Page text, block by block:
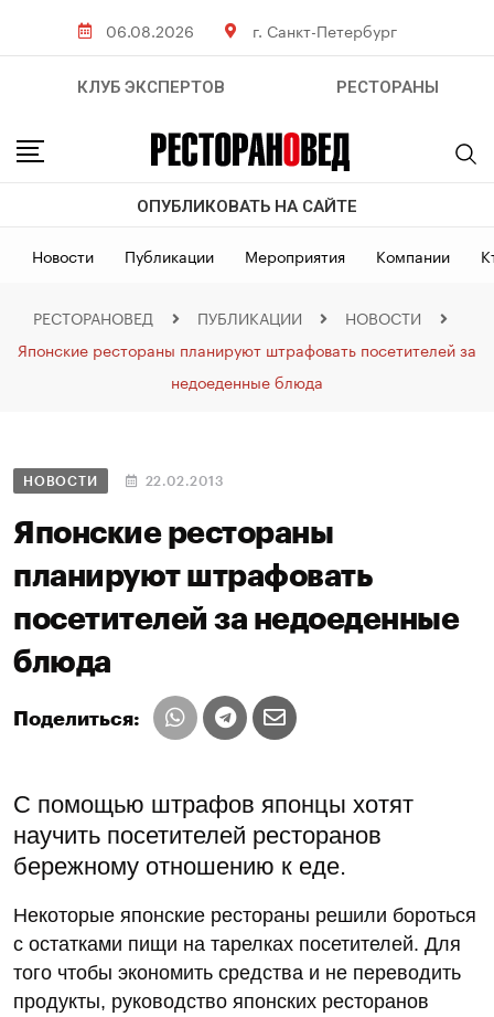
06.08.2026 г. Санкт-Петербург
КЛУБ ЭКСПЕРТОВ РЕСТОРАНЫ
ОПУБЛИКОВАТЬ НА САЙТЕ
Новости Публикации Мероприятия Компании
РЕСТОРАНОВЕД ПУБЛИКАЦИИ
НОВОСТИ
Японские рестораны планируют штрафовать посетителей за
недоеденные блюда
НОВОСТИ 22.02.2013
Японские рестораны
планируют штрафовать
посетителей за недоеденные
блюда
Поделиться:
С помощью штрафов японцы хотят
научить посетителей ресторанов
бережному отношению к еде.
Некоторые японские рестораны решили бороться
с остатками пищи на тарелках посетителей. Для
того чтобы экономить средства и не переводить
продукты, руководство японских ресторанов